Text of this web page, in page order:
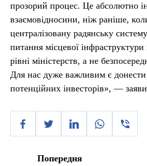
прозорий процес. Це абсолютно
взаємовідносини, ніж раніше,
централізовану радянську
питання місцевої
рівні міністерств, а не
Для нас дуже важливим є
потенційних інвесторів», —
Попередня